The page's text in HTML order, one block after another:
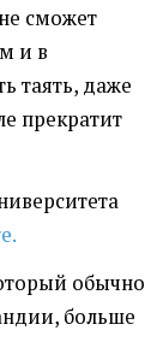
сможет
и в
таять, даже
прекратит
обычно
больше